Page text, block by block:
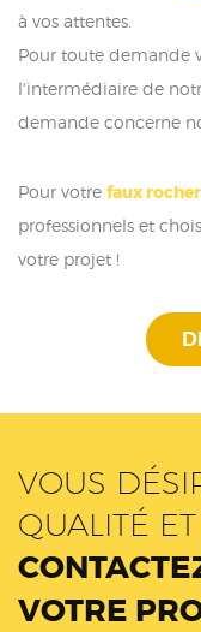
à vos attentes.
Pour toute demande
l'intermédiaire de
demande concerne
Pour votre faux
professionnels et
votre projet !
VOUS
QUALITÉ
VOTRE